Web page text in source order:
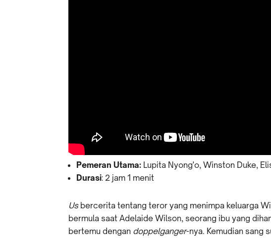
Pemeran Utama: Lupita Nyong'o, Winston Duke,
Durasi: 2 jam 1 menit
Us bercerita tentang teror yang menimpa keluarga
bermula saat Adelaide Wilson, seorang ibu yang
bertemu dengan doppelganger-nya. Kemudian sang